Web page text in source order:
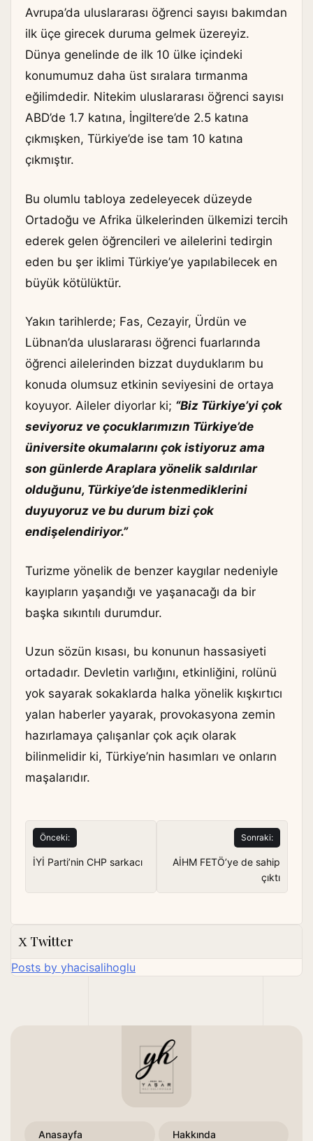
Avrupa’da uluslararası öğrenci sayısı bakımdan
ilk üçe girecek duruma gelmek üzereyiz.
Dünya genelinde de ilk 10 ülke içindeki
konumumuz daha üst sıralara tırmanma
eğilimdedir. Nitekim uluslararası öğrenci sayısı
ABD’de 1.7 katına, İngiltere’de 2.5 katına
çıkmışken, Türkiye’de ise tam 10 katına
çıkmıştır.
Bu olumlu tabloya zedeleyecek düzeyde
Ortadoğu ve Afrika ülkelerinden ülkemizi tercih
ederek gelen öğrencileri ve ailelerini tedirgin
eden bu şer iklimi Türkiye’ye yapılabilecek en
büyük kötülüktür.
Yakın tarihlerde; Fas, Cezayir, Ürdün ve
Lübnan’da uluslararası öğrenci fuarlarında
öğrenci ailelerinden bizzat duyduklarım bu
konuda olumsuz etkinin seviyesini de ortaya
koyuyor. Aileler diyorlar ki; “Biz Türkiye’yi çok
seviyoruz ve çocuklarımızın Türkiye’de
üniversite okumalarını çok istiyoruz ama
son günlerde Araplara yönelik saldırılar
olduğunu, Türkiye’de istenmediklerini
duyuyoruz ve bu durum bizi çok
endişelendiriyor.”
Turizme yönelik de benzer kaygılar nedeniyle
kayıpların yaşandığı ve yaşanacağı da bir
başka sıkıntılı durumdur.
Uzun sözün kısası, bu konunun hassasiyeti
ortadadır. Devletin varlığını, etkinliğini, rolünü
yok sayarak sokaklarda halka yönelik kışkırtıcı
yalan haberler yayarak, provokasyona zemin
hazırlamaya çalışanlar çok açık olarak
bilinmelidir ki, Türkiye’nin hasımları ve onların
maşalarıdır.
Yazı
gezinmesi
Önceki:
İYİ Parti’nin CHP sarkacı
Sonraki:
AİHM FETÖ’ye de sahip
çıktı
Twitter
Posts by yhacisalihoglu
Anasayfa Hakkında